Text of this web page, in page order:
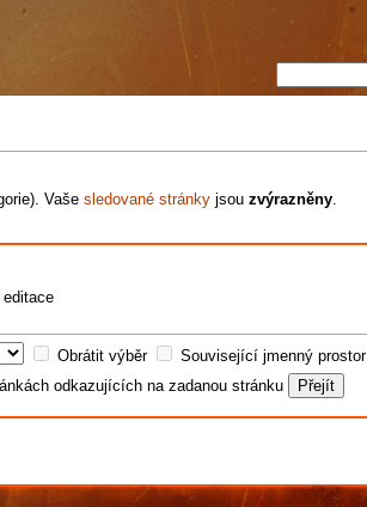
Vaše sledované stránky jsou zvýrazněny
Obrátit výběr
Související jmenný prostor
odkazujících na zadanou stránku